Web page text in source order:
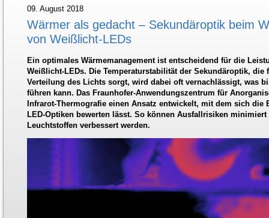
09. August 2018
Wärmer als gedacht – Sekundäroptik beim
von Weißlicht-LEDs
Ein optimales Wärmemanagement ist entscheidend für die
Weißlicht-LEDs. Die Temperaturstabilität der Sekundäroptik, die
Verteilung des Lichts sorgt, wird dabei oft vernachlässigt, was
führen kann. Das Fraunhofer-Anwendungszentrum für
Infrarot-Thermografie einen Ansatz entwickelt, mit dem sich die
LED-Optiken bewerten lässt. So können Ausfallrisiken
Leuchtstoffen verbessert werden.